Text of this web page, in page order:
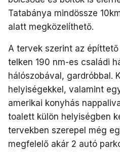
Tatabánya mindössze
alatt megközelíthető.
A tervek szerint az
telken 190 nm-es családi
hálószobával, gardróbbal.
helyiségekkel, valamint
amerikai konyhás
toalett külön helyiségben
tervekben szerepel még
megfelelő akár 2 autó